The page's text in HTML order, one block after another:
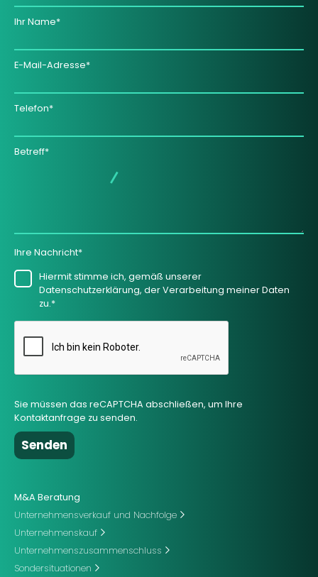
Ihr Name*
E-Mail-Adresse*
Telefon*
Betreff*
Ihre Nachricht*
Hiermit stimme ich, gemäß unserer
Datenschutzerklärung, der Verarbeitung meiner Daten
zu.*
Sie müssen das reCAPTCHA abschließen, um Ihre
Kontaktanfrage zu senden.
M&A Beratung
Unternehmensverkauf und Nachfolge
Unternehmenskauf
Unternehmenszusammenschluss
Sondersituationen